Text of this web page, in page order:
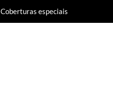
Coberturas especiais